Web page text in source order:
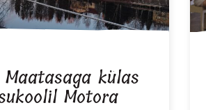
külas
Motora